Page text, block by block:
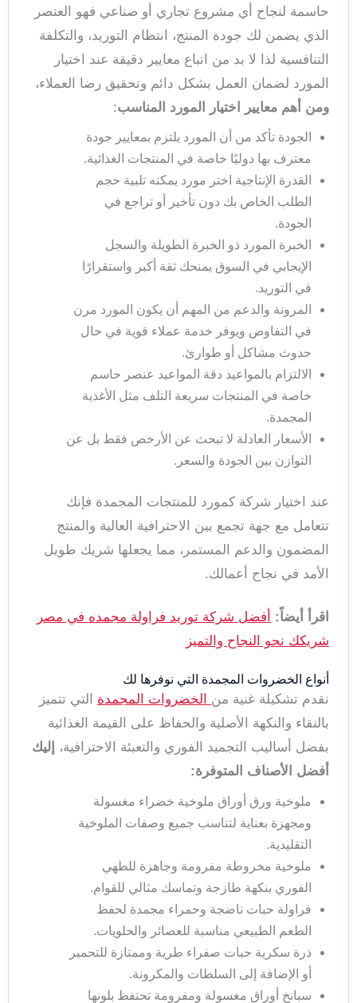
حاسمة لنجاح أي مشروع تجاري أو صناعي فهو العنصر
الذي يضمن لك جودة المنتج، انتظام التوريد، والتكلفة
التنافسية لذا لا بد من اتباع معايير دقيقة عند اختيار
المورد لضمان العمل بشكل دائم وتحقيق رضا العملاء،
ومن أهم معايير اختيار المورد المناسب:
الجودة تأكد من أن المورد يلتزم بمعايير جودة
معترف بها دوليًا خاصة في المنتجات الغذائية.
القدرة الإنتاجية اختر مورد يمكنه تلبية حجم
الطلب الخاص بك دون تأخير أو تراجع في
الجودة.
الخبرة المورد ذو الخبرة الطويلة والسجل
الإيجابي في السوق يمنحك ثقة أكبر واستقرارًا
في التوريد.
المرونة والدعم من المهم أن يكون المورد مرن
في التفاوض ويوفر خدمة عملاء قوية في حال
حدوث مشاكل أو طوارئ.
الالتزام بالمواعيد دقة المواعيد عنصر حاسم
خاصة في المنتجات سريعة التلف مثل الأغذية
المجمدة.
الأسعار العادلة لا تبحث عن الأرخص فقط بل عن
التوازن بين الجودة والسعر.
عند اختيار شركة كمورد للمنتجات المجمدة فإنك
تتعامل مع جهة تجمع بين الاحترافية العالية والمنتج
المضمون والدعم المستمر، مما يجعلها شريك طويل
الأمد في نجاح أعمالك.
اقرأ أيضاً:
أفضل شركة توريد فراولة مجمده في مصر
شريكك نحو النجاح والتميز
أنواع الخضروات المجمدة التي نوفرها لك
نقدم تشكيلة غنية من الخضروات المجمدة التي تتميز
بالنقاء والنكهة الأصلية والحفاظ على القيمة الغذائية
بفضل أساليب التجميد الفوري والتعبئة الاحترافية، إليك
أفضل الأصناف المتوفرة:
ملوخية ورق أوراق ملوخية خضراء مغسولة
ومجهزة بعناية لتناسب جميع وصفات الملوخية
التقليدية.
ملوخية مخروطة مفرومة وجاهزة للطهي
الفوري بنكهة طازجة وتماسك مثالي للقوام.
فراولة حبات ناضجة وحمراء مجمدة لحفظ
الطعم الطبيعي مناسبة للعصائر والحلويات.
ذرة سكرية حبات صفراء طرية وممتازة للتحمير
أو الإضافة إلى السلطات والمكرونة.
سبانخ أوراق مغسولة ومفرومة تحتفظ بلونها